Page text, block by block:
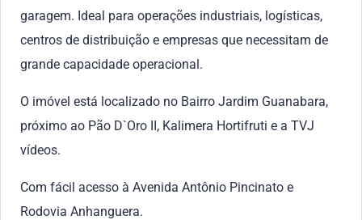
garagem. Ideal para operações industriais, logísticas,
centros de distribuição e empresas que necessitam de
grande capacidade operacional.
O imóvel está localizado no Bairro Jardim Guanabara,
próximo ao Pão D`Oro II, Kalimera Hortifruti e a TVJ
vídeos.
Com fácil acesso à Avenida Antônio Pincinato e
Rodovia Anhanguera.